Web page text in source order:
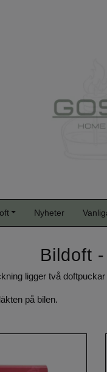
Nyheter
Bildoft
ligger två
på bilen.